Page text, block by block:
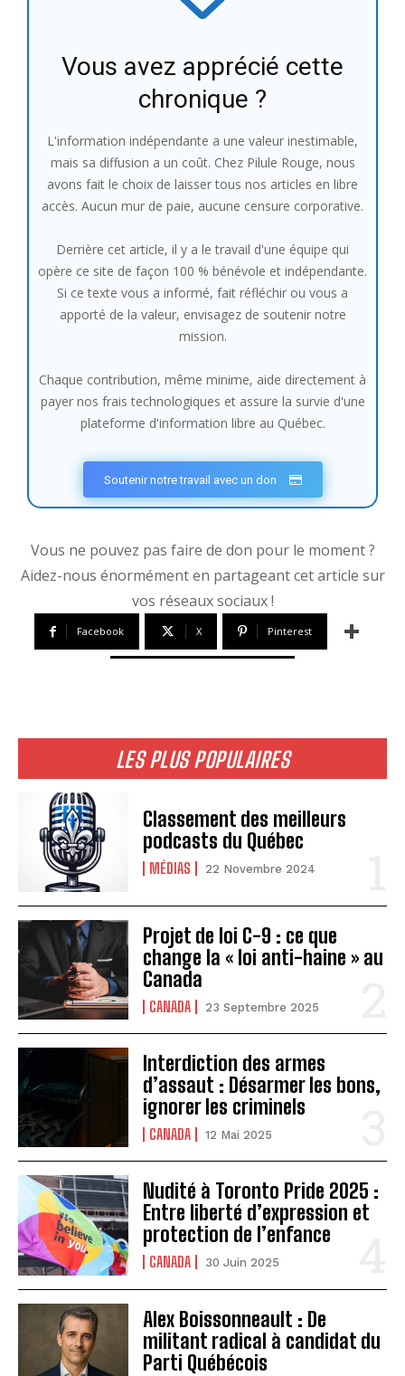
LES PLUS POPULAIRES
Classement des meilleurs
podcasts du Québec
MÉDIAS 22 Novembre 2024
Projet de loi C-9 : ce que
change la « loi anti-haine » au
Canada
CANADA 23 Septembre 2025
Interdiction des armes
d’assaut : Désarmer les bons,
ignorer les criminels
CANADA 12 Mai 2025
Nudité à Toronto Pride 2025 :
Entre liberté d’expression et
protection de l’enfance
CANADA 30 Juin 2025
Alex Boissonneault : De
militant radical à candidat du
Parti Québécois
Vous avez apprécié cette
chronique ?
L'information indépendante a une valeur inestimable,
mais sa diffusion a un coût. Chez Pilule Rouge, nous
avons fait le choix de laisser tous nos articles en libre
accès. Aucun mur de paie, aucune censure corporative.
Derrière cet article, il y a le travail d'une équipe qui
opère ce site de façon 100 % bénévole et indépendante.
Si ce texte vous a informé, fait réfléchir ou vous a
apporté de la valeur, envisagez de soutenir notre
mission.
Chaque contribution, même minime, aide directement à
payer nos frais technologiques et assure la survie d'une
plateforme d'information libre au Québec.
Soutenir notre travail avec un don
Vous ne pouvez pas faire de don pour le moment ?
Aidez-nous énormément en partageant cet article sur
vos réseaux sociaux !
Facebook X Pinterest